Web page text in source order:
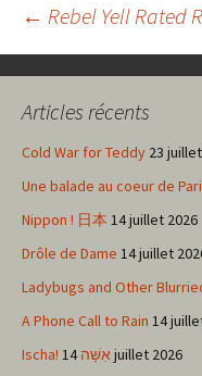
des
articles
← Rebel Yell Rated R
Articles récents
Cold War for Teddy 23
Une balade au coeur de
Nippon ! 日本 14 juillet 2026
Drôle de Dame 14 juillet
Ladybugs and Other
A Phone Call to Rain 14
Ischa! אִשָּׁה14 juillet 2026